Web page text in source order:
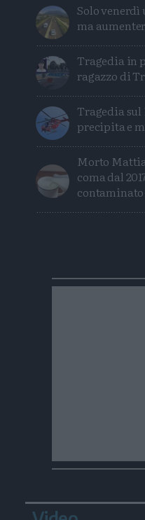
Solo venerdì
ma
Tragedia in
ragazzo di
Tragedia
precipita e
Morto
coma dal
contaminato